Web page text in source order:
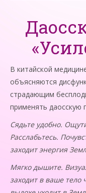
В китайской
объясняются
страдающим
применять даосскую
Сядьте удобно.
Расслабьтесь.
заходит энергия
Мягко дышите.
заходит в ваше тело